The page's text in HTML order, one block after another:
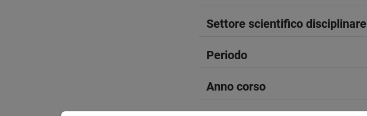
Settore scientifico disciplinare
Periodo
Anno corso